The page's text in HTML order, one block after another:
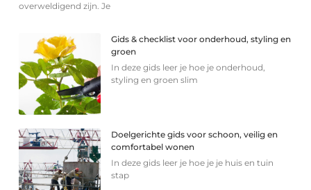
overweldigend zijn. Je
Gids & checklist voor onderhoud, styling en
groen
In deze gids leer je hoe je onderhoud,
styling en groen slim
Doelgerichte gids voor schoon, veilig en
comfortabel wonen
In deze gids leer je hoe je je huis en tuin
stap